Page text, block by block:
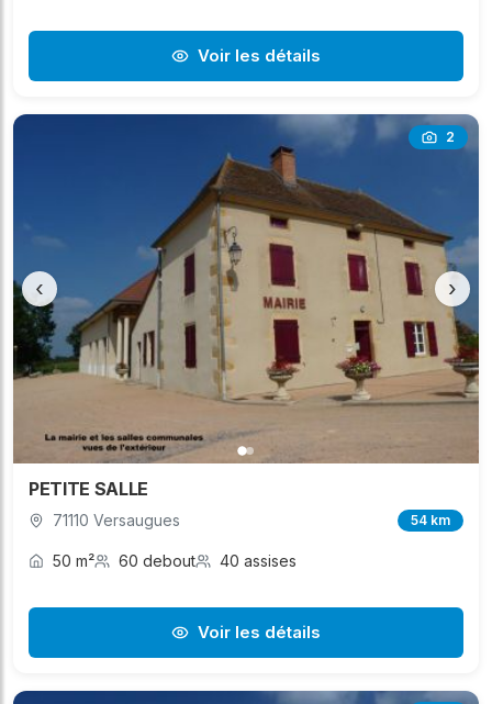
Voir les détails
2
‹ ›
PETITE SALLE
71110 Versaugues 54 km
50 m² 60 debout 40 assises
Voir les détails